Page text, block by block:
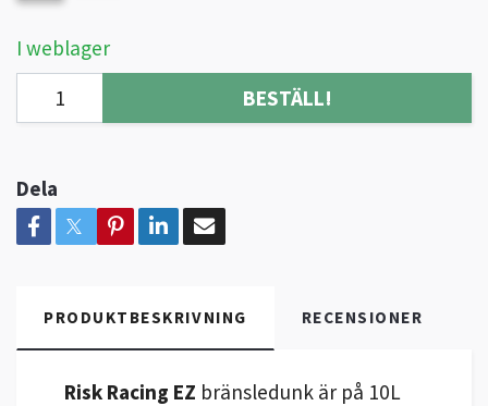
I weblager
BESTÄLL!
Dela
PRODUKTBESKRIVNING RECENSIONER
Risk Racing EZ bränsledunk är på 10L